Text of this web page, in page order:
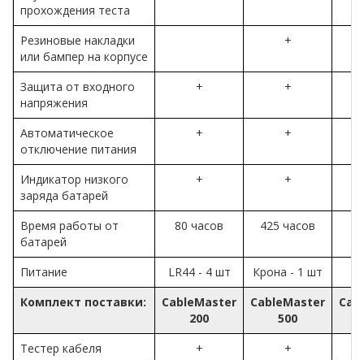
прохождения теста
Резиновые накладки
или бампер на корпусе
+
Защита от входного
напряжения
+ +
Автоматическое
отключение питания
+ +
Индикатор низкого
заряда батарей
+ +
Время работы от
батарей
80 часов 425 часов
Питание LR44 - 4 шт Крона - 1 шт
Комплект поставки:
CableMaster
200
CableMaster
500
Тестер кабеля +
+